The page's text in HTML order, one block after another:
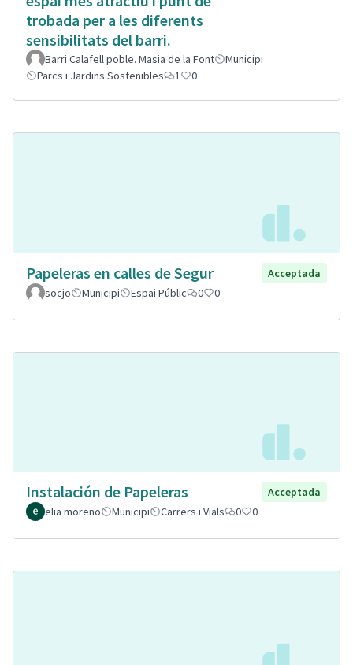
trobada per a les diferents
sensibilitats del barri.
Barri Calafell poble. Masia de la Font
Municipi
Parcs i Jardins Sostenibles
1 0
Papeleras en calles de Segur
Acceptada
socjo
Municipi Espai Públic 0 0
Instalación de Papeleras
Acceptada
elia moreno
Municipi Carrers i Vials 0 0